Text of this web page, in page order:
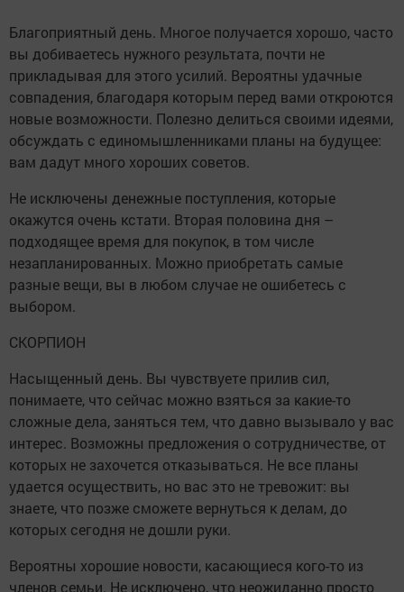
Благоприятный день. Многое получается хорошо, часто
вы добиваетесь нужного результата, почти не
прикладывая для этого усилий. Вероятны удачные
совпадения, благодаря которым перед вами откроются
новые возможности. Полезно делиться своими идеями,
обсуждать с единомышленниками планы на будущее:
вам дадут много хороших советов.
Не исключены денежные поступления, которые
окажутся очень кстати. Вторая половина дня –
подходящее время для покупок, в том числе
незапланированных. Можно приобретать самые
разные вещи, вы в любом случае не ошибетесь с
выбором.
СКОРПИОН
Насыщенный день. Вы чувствуете прилив сил,
понимаете, что сейчас можно взяться за какие-то
сложные дела, заняться тем, что давно вызывало у вас
интерес. Возможны предложения о сотрудничестве, от
которых не захочется отказываться. Не все планы
удается осуществить, но вас это не тревожит: вы
знаете, что позже сможете вернуться к делам, до
которых сегодня не дошли руки.
Вероятны хорошие новости, касающиеся кого-то из
членов семьи. Не исключено, что неожиданно просто